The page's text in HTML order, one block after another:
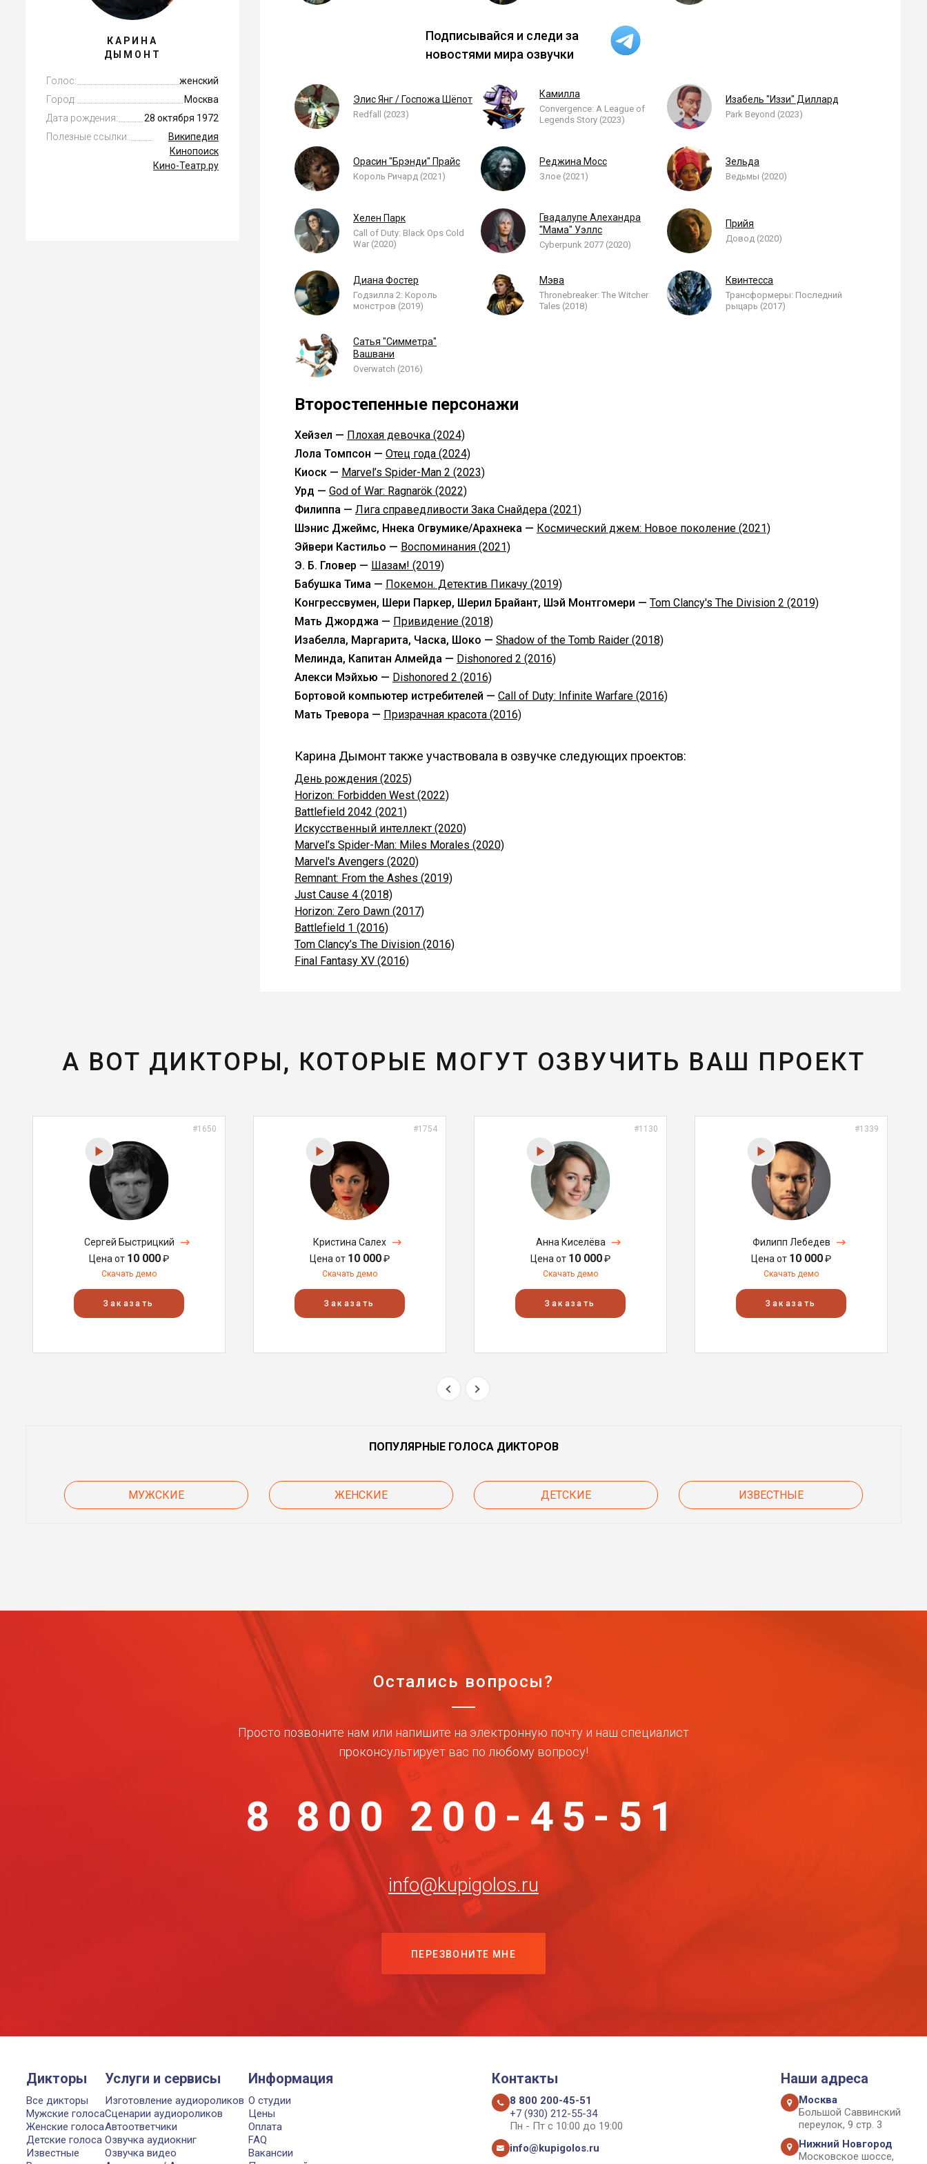
КАРИНА
ДЫМОНТ
Голос:
женский
Город:
Москва
Дата рождения:
28 октября 1972
Полезные ссылки:
Википедия
Кинопоиск
Кино-Театр.ру
Подписывайся и следи за
новостями мира озвучки
Элис Янг / Госпожа Шёпот
Redfall (2023)
Камилла
Convergence: A League of
Legends Story (2023)
Изабель "Иззи" Диллард
Park Beyond (2023)
Орасин "Брэнди" Прайс
Король Ричард (2021)
Реджина Мосс
Злое (2021)
Зельда
Ведьмы (2020)
Хелен Парк
Call of Duty: Black Ops Cold
War (2020)
Гвадалупе Алехандра
"Мама" Уэллс
Cyberpunk 2077 (2020)
Прийя
Довод (2020)
Диана Фостер
Годзилла 2: Король
монстров (2019)
Мэва
Thronebreaker: The Witcher
Tales (2018)
Квинтесса
Трансформеры: Последний
рыцарь (2017)
Сатья "Симметра"
Вашвани
Overwatch (2016)
Второстепенные персонажи
Хейзел — Плохая девочка (2024)
Лола Томпсон — Отец года (2024)
Киоск — Marvel’s Spider-Man 2 (2023)
Урд — God of War: Ragnarök (2022)
Филиппа — Лига справедливости Зака Снайдера (2021)
Шэнис Джеймс, Ннека Огвумике/Арахнека — Космический джем: Новое поколение (2021)
Эйвери Кастильо — Воспоминания (2021)
Э. Б. Гловер — Шазам! (2019)
Бабушка Тима — Покемон. Детектив Пикачу (2019)
Конгрессвумен, Шери Паркер, Шерил Брайант, Шэй Монтгомери — Tom Clancy's The Division 2 (2019)
Мать Джорджа — Привидение (2018)
Изабелла, Маргарита, Часка, Шоко — Shadow of the Tomb Raider (2018)
Мелинда, Капитан Алмейда — Dishonored 2 (2016)
Алекси Мэйхью — Dishonored 2 (2016)
Бортовой компьютер истребителей — Call of Duty: Infinite Warfare (2016)
Мать Тревора — Призрачная красота (2016)
Карина Дымонт также участвовала в озвучке следующих проектов:
День рождения (2025)
Horizon: Forbidden West (2022)
Battlefield 2042 (2021)
Искусственный интеллект (2020)
Marvel’s Spider-Man: Miles Morales (2020)
Marvel's Avengers (2020)
Remnant: From the Ashes (2019)
Just Cause 4 (2018)
Horizon: Zero Dawn (2017)
Battlefield 1 (2016)
Tom Clancy’s The Division (2016)
Final Fantasy XV (2016)
А ВОТ ДИКТОРЫ, КОТОРЫЕ МОГУТ ОЗВУЧИТЬ ВАШ ПРОЕКТ
#1650
Сергей Быстрицкий
Цена от 10 000₽
Скачать демо
Заказать
#1754
Кристина Салех
Цена от 10 000₽
Скачать демо
Заказать
#1130
Анна Киселёва
Цена от 10 000₽
Скачать демо
Заказать
#1339
Филипп Лебедев
Цена от 10 000₽
Скачать демо
Заказать
ПОПУЛЯРНЫЕ ГОЛОСА ДИКТОРОВ
МУЖСКИЕ ЖЕНСКИЕ ДЕТСКИЕ ИЗВЕСТНЫЕ
Остались вопросы?
Просто позвоните нам или напишите на электронную почту и наш специалист
проконсультирует вас по любому вопросу!
8 800 200-45-51
info@kupigolos.ru
ПЕРЕЗВОНИТЕ МНЕ
Дикторы
Все дикторы
Мужские голоса
Женские голоса
Детские голоса
Известные
Услуги и сервисы
Изготовление аудиороликов
Сценарии аудиороликов
Автоответчики
Озвучка аудиокниг
Озвучка видео
Информация
О студии
Цены
Оплата
FAQ
Вакансии
Контакты
8 800 200-45-51
+7 (930) 212-55-34
Пн - Пт с 10:00 до 19:00
info@kupigolos.ru
Наши адреса
Москва
Большой Саввинский
переулок, 9 стр. 3
Нижний Новгород
Московское шоссе,